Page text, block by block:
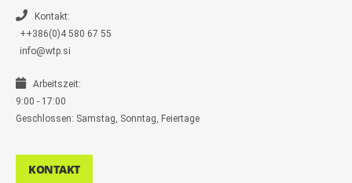
r
Kontakt:
++386(0)4 580 67 55
info@wtp.si
Arbeitszeit:
9:00 - 17:00
Geschlossen: Samstag, Sonntag, Feiertage
KONTAKT